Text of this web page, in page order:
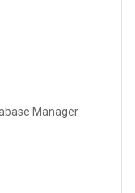
Manager